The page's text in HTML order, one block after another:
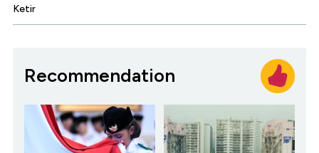
Ketir
Recommendation